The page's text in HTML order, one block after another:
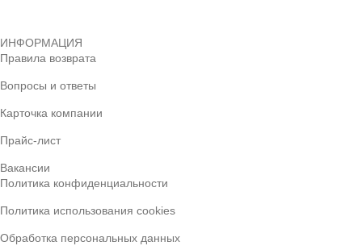
ИНФОРМАЦИЯ
Правила возврата
Вопросы и ответы
Карточка компании
Прайс-лист
Вакансии
Политика конфиденциальности
Политика использования cookies
Обработка персональных данных